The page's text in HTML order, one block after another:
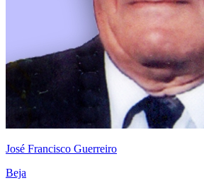
José Francisco Guerreiro
Beja